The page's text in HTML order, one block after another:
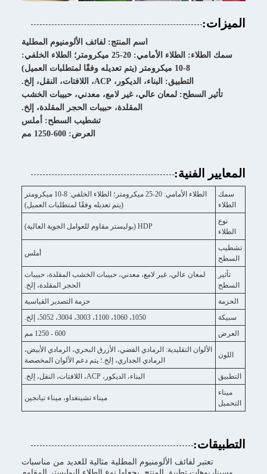
الميزات:
اسم المنتج: لفائف الألومنيوم المطلية
سمك الطلاء: الطلاء الأمامي: 20-25 ميكرومتر؛ الطلاء الخلفي:
8-10 ميكرومتر (يتم تعديله وفقًا لمتطلبات العميل)
التطبيق: البناء، الديكور، ACP، اللافتات، النقل، إلخ.
تأثير السطح: لمعان عالي، غير لامع، معدني، حبيبات الخشب
المقلدة، حبيبات الحجر المقلدة، إلخ.
تشطيب السطح: أملس
العرض: 600-1250 مم
المعايير الفنية:
سمك
الطلاء
الطلاء الأمامي: 20-25 ميكرومتر؛ الطلاء الخلفي: 8-10 ميكرومتر
(يتم تعديله وفقًا لمتطلبات العميل)
نوع
الطلاء
HDP (بوليستر مقاوم للعوامل الجوية العالية)
تشطيب
السطح
أملس
تأثير
السطح
لمعان عالي، غير لامع، معدني، حبيبات الخشب المقلدة، حبيبات
الحجر المقلدة، إلخ.
الحزمة
حزمة التصدير القياسية
سبيكة
1050، 1060، 1100، 3003، 3004، 5052، إلخ.
العرض
600 - 1250 مم
اللون
الألوان التقليدية: الرمادي الفضي، الأزرق البحري، الرمادي الأبيض،
الرمادي الجداري، إلخ.؛ يتم دعم الألوان المخصصة
التطبيق
البناء، الديكور، ACP، اللافتات، النقل، إلخ.
ميناء
التحميل
ميناء تشينغداو، ميناء تيانجين
التطبيقات:
تعتبر لفائف الألومنيوم المطلية مثالية للعديد من مناسبات